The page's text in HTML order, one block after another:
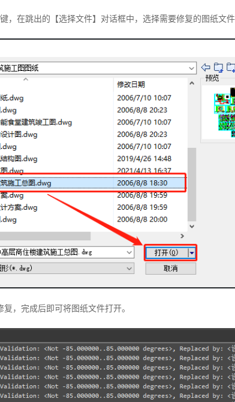
，在跳出的【选择文件】对话框中，选择需要修复的图纸文
，完成后即可将图纸文件打开。